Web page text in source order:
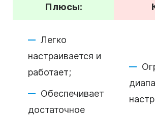
Плюсы:
Легко
настраивается и
работает;
Обеспечивает
достаточное